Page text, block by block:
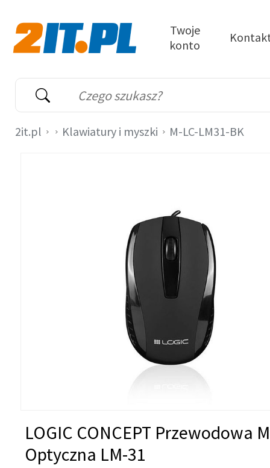
Wyszukiwarka
Słowo kluczowe
Twoje
konto
2it.pl Klawiatury i myszki M-LC-LM31-BK
LOGIC CONCEPT Przewodowa
Optyczna LM-31